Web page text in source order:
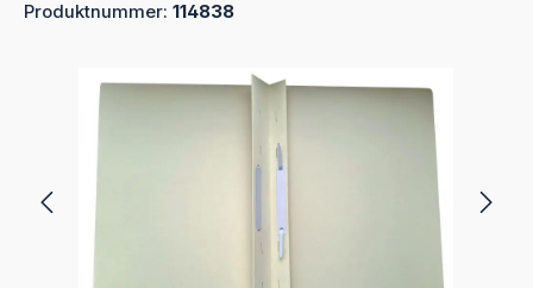
Produktnummer: 114838
Bildergalerie überspringen